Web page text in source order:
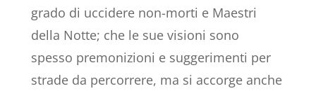
grado di uccidere non-morti e Maestri
della Notte; che le sue visioni sono
spesso premonizioni e suggerimenti per
strade da percorrere, ma si accorge anche